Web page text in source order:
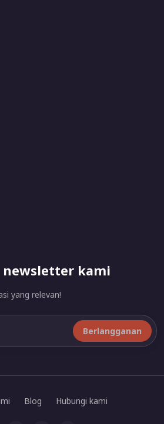
newsletter kami
yang relevan!
Berlangganan
Blog Hubungi kami